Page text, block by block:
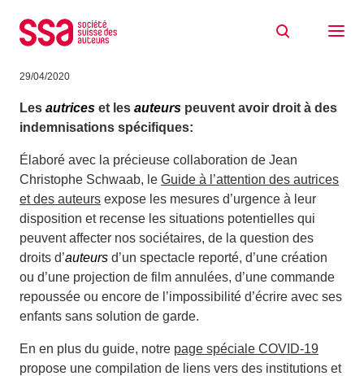
autrices et des auteurs
29/04/2020
Les autrices et les auteurs peuvent avoir droit à des
indemnisations spécifiques:
Élaboré avec la précieuse collaboration de Jean
Christophe Schwaab, le Guide à l’attention des autrices
et des auteurs expose les mesures d’urgence à leur
disposition et recense les situations potentielles qui
peuvent affecter nos sociétaires, de la question des
droits d’auteurs d’un spectacle reporté, d’une création
ou d’une projection de film annulées, d’une commande
repoussée ou encore de l’impossibilité d’écrire avec ses
enfants sans solution de garde.
En en plus du guide, notre page spéciale COVID-19
propose une compilation de liens vers des institutions et